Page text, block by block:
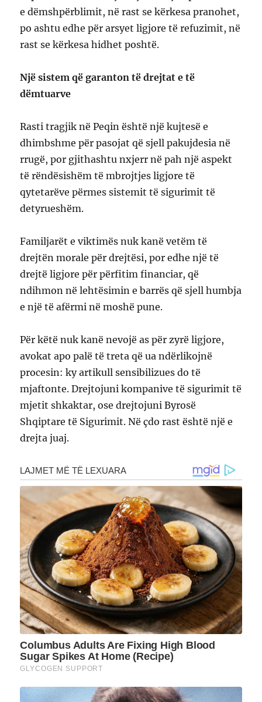
e dëmshpërblimit, në rast se kërkesa pranohet,
po ashtu edhe për arsyet ligjore të refuzimit, në
rast se kërkesa hidhet poshtë.
Një sistem që garanton të drejtat e të
dëmtuarve
Rasti tragjik në Peqin është një kujtesë e
dhimbshme për pasojat që sjell pakujdesia në
rrugë, por gjithashtu nxjerr në pah një aspekt
të rëndësishëm të mbrojtjes ligjore të
qytetarëve përmes sistemit të sigurimit të
detyrueshëm.
Familjarët e viktimës nuk kanë vetëm të
drejtën morale për drejtësi, por edhe një të
drejtë ligjore për përfitim financiar, që
ndihmon në lehtësimin e barrës që sjell humbja
e një të afërmi në moshë pune.
Për këtë nuk kanë nevojë as për zyrë ligjore,
avokat apo palë të treta që ua ndërlikojnë
procesin: ky artikull sensibilizues do të
mjaftonte. Drejtojuni kompanive të sigurimit të
mjetit shkaktar, ose drejtojuni Byrosë
Shqiptare të Sigurimit. Në çdo rast është një e
drejta juaj.